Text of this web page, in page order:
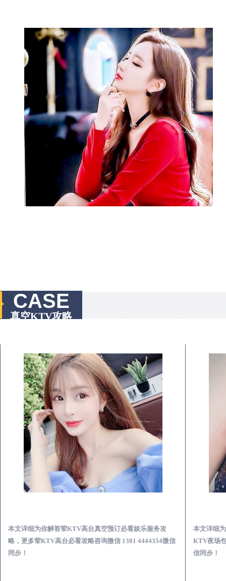
CASE
真空KTV攻略
本文详细为你解答荤KTV高台真空预订必看娱乐服务攻
略，更多荤KTV高台必看攻略咨询微信 1301 4444354微信
同步！
本文详细
KTV夜场
信同步！